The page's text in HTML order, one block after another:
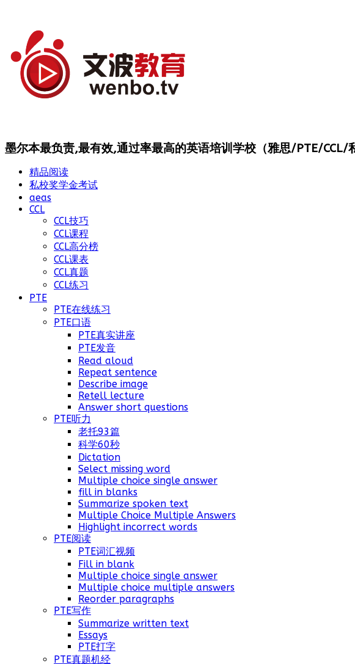
墨尔本最负责,最有效,通过率最高的英语培训学校（雅思/PTE/CCL/
精品阅读
私校奖学金考试
aeas
CCL
CCL技巧
CCL课程
CCL高分榜
CCL课表
CCL真题
CCL练习
PTE
PTE在线练习
PTE口语
PTE真实讲座
PTE发音
Read aloud
Repeat sentence
Describe image
Retell lecture
Answer short questions
PTE听力
老托93篇
科学60秒
Dictation
Select missing word
Multiple choice single answer
fill in blanks
Summarize spoken text
Multiple Choice Multiple Answers
Highlight incorrect words
PTE阅读
PTE词汇视频
Fill in blank
Multiple choice single answer
Multiple choice multiple answers
Reorder paragraphs
PTE写作
Summarize written text
Essays
PTE打字
PTE真题机经